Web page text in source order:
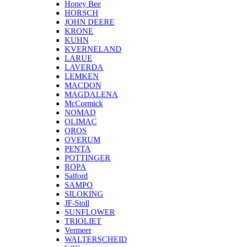
Honey Bee
HORSCH
JOHN DEERE
KRONE
KUHN
KVERNELAND
LARUE
LAVERDA
LEMKEN
MACDON
MAGDALENA
McCormick
NOMAD
OLIMAC
OROS
OVERUM
PENTA
POTTINGER
ROPA
Salford
SAMPO
SILOKING
JF-Stoll
SUNFLOWER
TRIOLIET
Vermeer
WALTERSCHEID